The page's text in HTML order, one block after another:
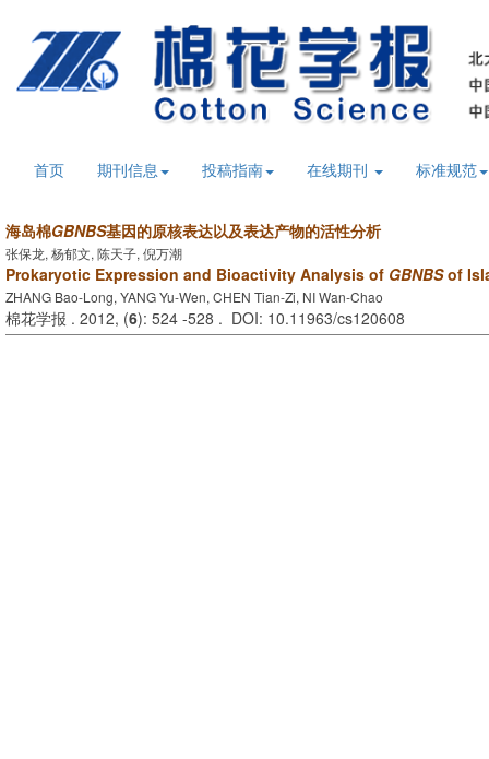
首页 期刊信息 投稿指南 在线期刊 标准规范
海岛棉GBNBS基因的原核表达以及表达产物的活性分析
张保龙, 杨郁文, 陈天子, 倪万潮
Prokaryotic Expression and Bioactivity Analysis of GBNBSof
ZHANG Bao-Long, YANG Yu-Wen, CHEN Tian-Zi, NI Wan-Chao
棉花学报 . 2012, (6): 524 -528 . DOI: 10.11963/cs120608